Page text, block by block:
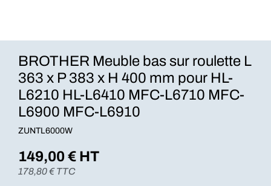
BROTHER Meuble bas sur roulette L
363 x P 383 x H 400 mm pour HL-
L6210 HL-L6410 MFC-L6710 MFC-
L6900 MFC-L6910
ZUNTL6000W
149,00€ HT
178,80€ TTC